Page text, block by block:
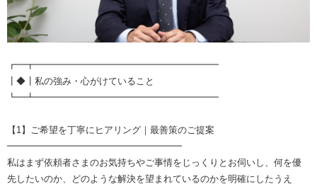
┏━┳━━━━━━━━━━━━━━━━━━━━
┃◆┃私の強み・心がけていること
┗━┻━━━━━━━━━━━━━━━━━━━━
【1】ご希望を丁寧にヒアリング｜最善策のご提案
━━━━━━━━━━━━━━━━━━━
私はまず依頼者さまのお気持ちやご事情をじっくりとお伺いし、何を優
先したいのか、どのような解決を望まれているのかを明確にしたうえ